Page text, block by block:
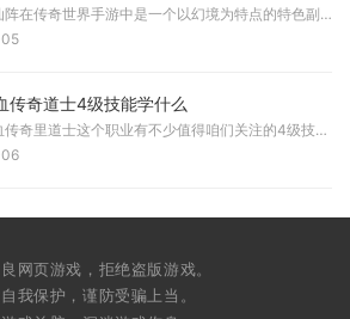
迷仙阵在传奇世界手游中是一个以幻境为特点的特色副本，玩家需要达到特定等级要求并完成前置任务才能解锁进入迷仙阵的入口。这个副本地图环境复杂多变，布满了各种机关和陷阱
传奇道士4级技能学什么
热血传奇里道士这个职业有不少值得咱们关注的4级技能，不同的技能路线会直接影响在游戏里的表现。道士兄弟们可以重点考虑的方向包括复活术、群体治疗术、召唤神兽和幽灵盾这几
网页游戏，拒绝盗版游戏。
我保护，谨防受骗上当。